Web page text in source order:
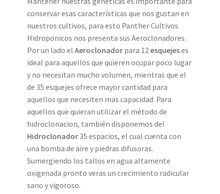
conservar esas características que nos gustan en
nuestros cultivos, para esto Panther Cultivos
Hidroponicos nos presenta sus Aeroclonadores.
Por un lado el Aeroclonadorpara 12esquejeses
ideal para aquellos que quieren ocupar poco lugar
y no necesitan mucho volumen, mientras que el
de 35 esquejes ofrece mayor cantidad para
aquellos que necesiten mas capacidad. Para
aquellos que quieran utilizar el método de
hidroclonacion, también disponemos del
Hidroclonador35 espacios, el cual cuenta con
una bomba de aire y piedras difusoras.
Sumergiendo los tallos en agua altamente
oxigenada pronto veras un crecimiento radicular
sano y vigoroso.